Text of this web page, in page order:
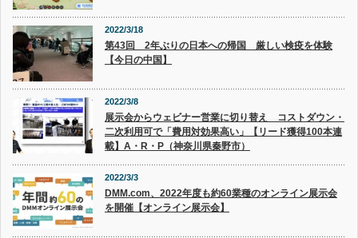
2022/3/18
第43回 2年ぶりの日本への帰国 厳しい検疫を体験
【今日の中国】
2022/3/8
展示会からウェビナー営業に切り替え コストダウン・
二次利用可で「費用対効果高い」【リード獲得100本連
載】A・R・P（神奈川県秦野市）
2022/3/3
DMM.com、2022年度も約60業種のオンライン展示会
を開催【オンライン展示会】